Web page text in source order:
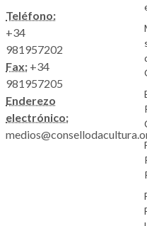
Teléfono:
+34
981957202
Fax: +34
981957205
Enderezo
electrónico: